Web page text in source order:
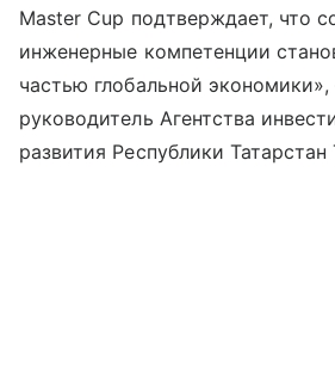
Master Cup подтверждает, что
инженерные компетенции
частью глобальной
руководитель Агентства
развития Республики